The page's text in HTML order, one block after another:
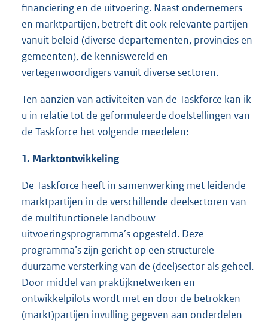
financiering en de uitvoering. Naast ondernemers-
en marktpartijen, betreft dit ook relevante partijen
vanuit beleid (diverse departementen, provincies en
gemeenten), de kenniswereld en
vertegenwoordigers vanuit diverse sectoren.
Ten aanzien van activiteiten van de Taskforce kan ik
u in relatie tot de geformuleerde doelstellingen van
de Taskforce het volgende meedelen:
1. Marktontwikkeling
De Taskforce heeft in samenwerking met leidende
marktpartijen in de verschillende deelsectoren van
de multifunctionele landbouw
uitvoeringsprogramma’s opgesteld. Deze
programma’s zijn gericht op een structurele
duurzame versterking van de (deel)sector als geheel.
Door middel van praktijknetwerken en
ontwikkelpilots wordt met en door de betrokken
(markt)partijen invulling gegeven aan onderdelen